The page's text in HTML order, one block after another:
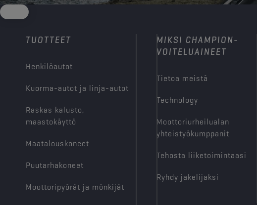
TUOTTEET
Henkilöautot
Kuorma-autot ja linja-autot
Raskas kalusto,
maastokäyttö
Maatalouskoneet
Puutarhakoneet
Moottoripyörät ja mönkijät
MIKSI CHAMPION-
VOITELUAINEET
Tietoa meistä
Technology
Moottoriurheilualan
yhteistyökumppanit
Tehosta liiketoimintaasi
Ryhdy jakelijaksi